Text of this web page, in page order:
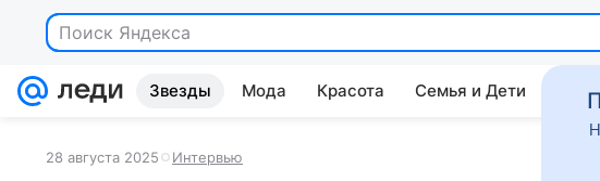
Поиск Яндекса
Звезды Мода Красота Семья и Дети Дом
28 августа 2025 Интервью